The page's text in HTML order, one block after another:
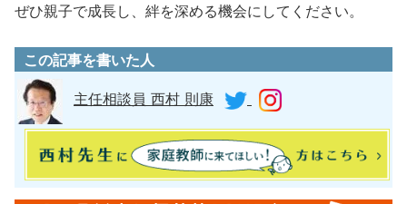
ぜひ親子で成長し、絆を深める機会にしてください。
この記事を書いた人
主任相談員 西村 則康